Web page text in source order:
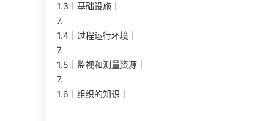
1.3｜基础设施｜
7.
1.4｜过程运行环境｜
7.
1.5｜监视和测量资源｜
7.
1.6｜组织的知识｜